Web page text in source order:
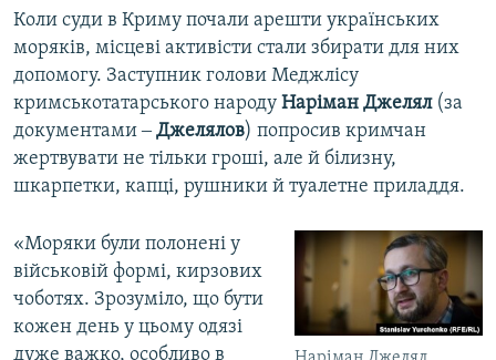
Коли суди в Криму почали арешти українських
моряків, місцеві активісти стали збирати для них
допомогу. Заступник голови Меджлісу
кримськотатарського народу Наріман Джелял(за
документами ‒Джелялов) попросив кримчан
жертвувати не тільки гроші, але й білизну,
шкарпетки, капці, рушники й туалетне приладдя.
«Моряки були полонені у
військовій формі, кирзових
чоботях. Зрозуміло, що бути
кожен день у цьому одязі
дуже важко, особливо в